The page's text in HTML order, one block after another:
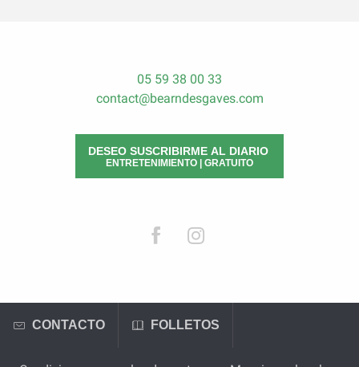
05 59 38 00 33
contact@bearndesgaves.com
DESEO SUSCRIBIRME AL DIARIO
ENTRETENIMIENTO | GRATUITO
CONTACTO FOLLETOS